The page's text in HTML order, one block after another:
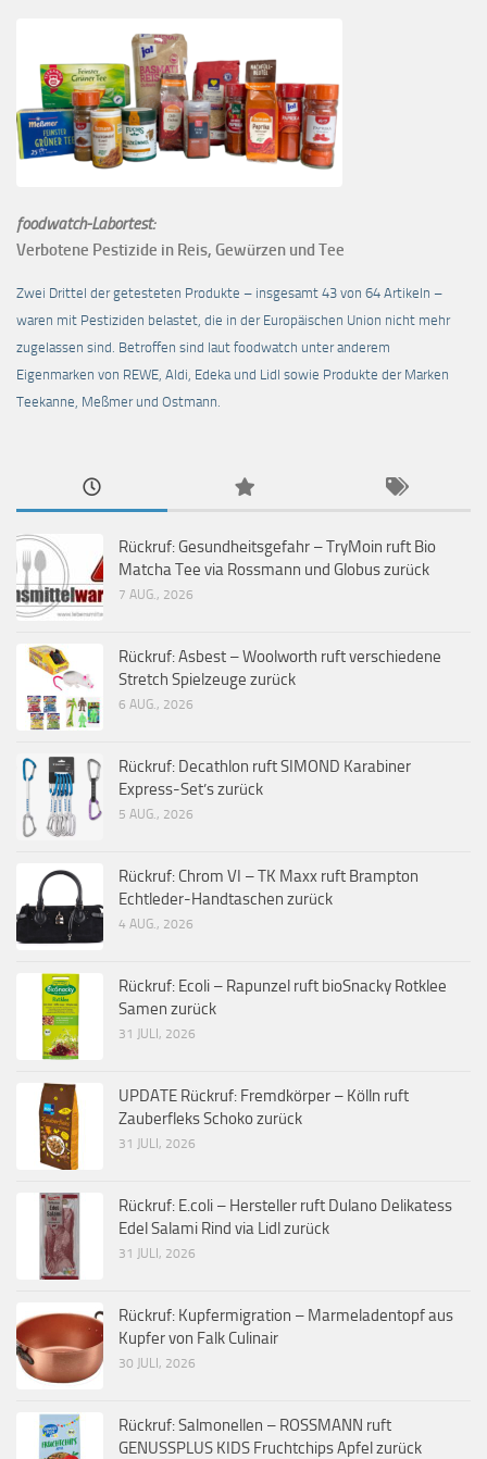
foodwatch-Labortest:
Verbotene Pestizide in Reis, Gewürzen und Tee
Zwei Drittel der getesteten Produkte – insgesamt 43 von 64 Artikeln –
waren mit Pestiziden belastet, die in der Europäischen Union nicht mehr
zugelassen sind. Betroffen sind laut foodwatch unter anderem
Eigenmarken von REWE, Aldi, Edeka und Lidl sowie Produkte der Marken
Teekanne, Meßmer und Ostmann.
Rückruf: Gesundheitsgefahr – TryMoin ruft Bio
Matcha Tee via Rossmann und Globus zurück
7 AUG., 2026
Rückruf: Asbest – Woolworth ruft verschiedene
Stretch Spielzeuge zurück
6 AUG., 2026
Rückruf: Decathlon ruft SIMOND Karabiner
Express-Set’s zurück
5 AUG., 2026
Rückruf: Chrom VI – TK Maxx ruft Brampton
Echtleder-Handtaschen zurück
4 AUG., 2026
Rückruf: Ecoli – Rapunzel ruft bioSnacky Rotklee
Samen zurück
31 JULI, 2026
UPDATE Rückruf: Fremdkörper – Kölln ruft
Zauberfleks Schoko zurück
31 JULI, 2026
Rückruf: E.coli – Hersteller ruft Dulano Delikatess
Edel Salami Rind via Lidl zurück
31 JULI, 2026
Rückruf: Kupfermigration – Marmeladentopf aus
Kupfer von Falk Culinair
30 JULI, 2026
Rückruf: Salmonellen – ROSSMANN ruft
GENUSSPLUS KIDS Fruchtchips Apfel zurück